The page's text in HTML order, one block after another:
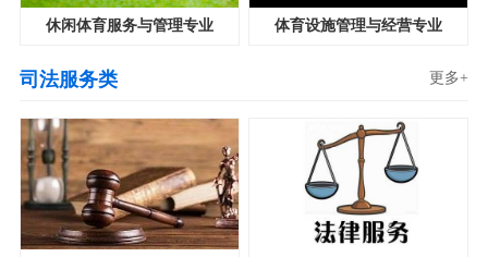
休闲体育服务与管理专业 体育设施管理与经营专业
更多+
司法服务类